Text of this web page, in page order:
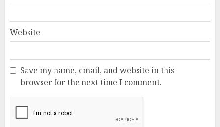
Website
Save my name, email, and website in this
browser for the next time I comment.